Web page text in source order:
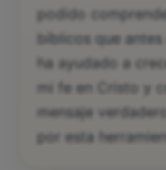
podido
bíblicos que
ha ayudado a
mi fe en Cristo y
mensaje
por esta